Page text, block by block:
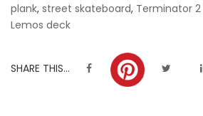
plank, street skateboard, Terminator
Lemos deck
SHARE THIS...